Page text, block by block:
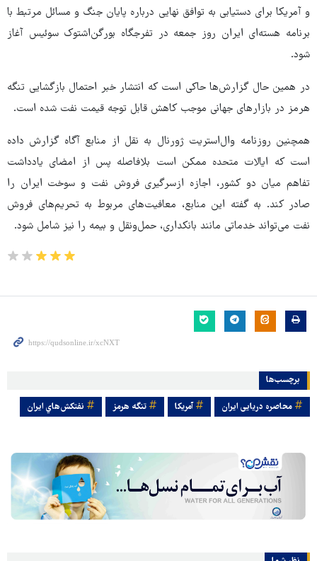
و آمریکا برای دستیابی به توافق نهایی درباره پایان جنگ و مسائل مرتبط با
برنامه هسته‌ای ایران روز جمعه در تفرجگاه بورگن‌اشتوک سوئیس آغاز
شود.
در همین حال گزارش‌ها حاکی است که انتشار خبر احتمال بازگشایی تنگه
هرمز در بازارهای جهانی موجب کاهش قابل توجه قیمت نفت شده است.
همچنین روزنامه وال‌استریت ژورنال به نقل از منابع آگاه گزارش داده
است که ایالات متحده ممکن است بلافاصله پس از امضای یادداشت
تفاهم میان دو کشور، اجازه ازسرگیری فروش نفت و سوخت ایران را
صادر کند. به گفته این منابع، معافیت‌های مربوط به تحریم‌های فروش
نفت می‌تواند خدماتی مانند بانکداری، حمل‌ونقل و بیمه را نیز شامل شود.
برچسب‌ها
محاصره دریایی ایران آمریکا تنگه هرمز نفتکش‌هاي ايران